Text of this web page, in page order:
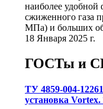
наиболее удобной
сжиженного газа
МПа) и больших
18 Января 2025 г.
ГОСТы и
ТУ 4859-004-
установка